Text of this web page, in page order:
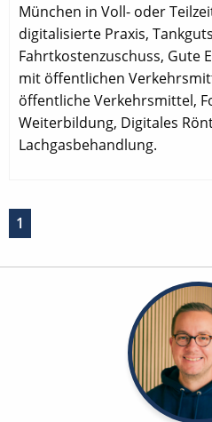
München in Voll- oder
digitalisierte Praxis,
Fahrtkostenzuschuss, Gute
mit öffentlichen
öffentliche Verkehrsmittel,
Weiterbildung, Digitales
Lachgasbehandlung.
1